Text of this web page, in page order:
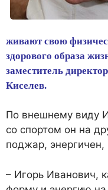
живают свою
здорового образа
заместитель
Киселев.
По внешнему виду
со спортом он на
поджар,
– Игорь Иванович,